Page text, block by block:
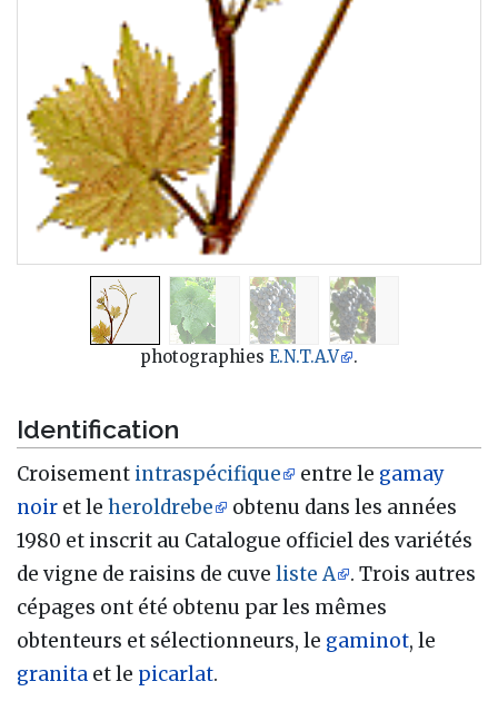
photographies E.N.T.A.V .
Identification
Croisement intraspécifique entre le gamay
noir et le heroldrebe
obtenu dans les années
1980 et inscrit au Catalogue officiel des variétés
de vigne de raisins de cuve liste A
. Trois autres
cépages ont été obtenu par les mêmes
obtenteurs et sélectionneurs, le gaminot, le
granita et le picarlat.